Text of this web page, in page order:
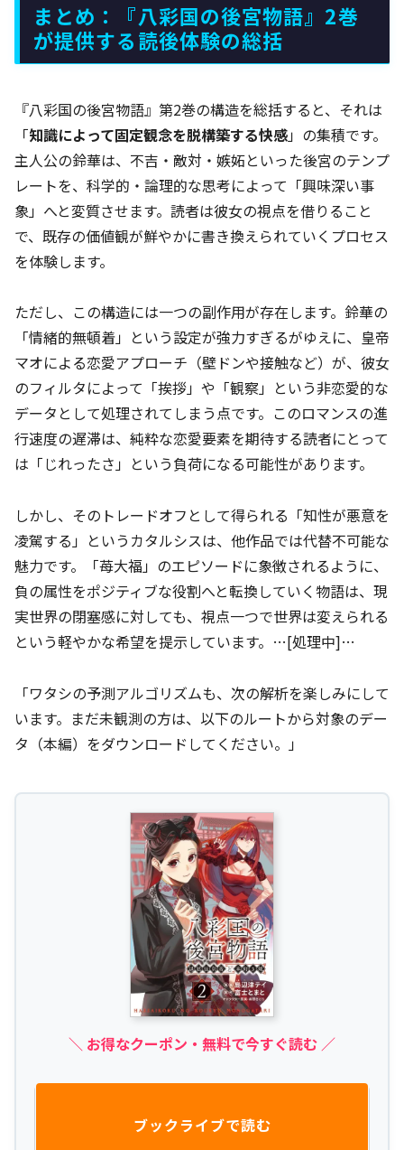
まとめ：『八彩国の後宮物語』2巻
が提供する読後体験の総括
『八彩国の後宮物語』第2巻の構造を総括すると、それは
「知識によって固定観念を脱構築する快感」の集積です。
主人公の鈴華は、不吉・敵対・嫉妬といった後宮のテンプ
レートを、科学的・論理的な思考によって「興味深い事
象」へと変質させます。読者は彼女の視点を借りること
で、既存の価値観が鮮やかに書き換えられていくプロセス
を体験します。
ただし、この構造には一つの副作用が存在します。鈴華の
「情緒的無頓着」という設定が強力すぎるがゆえに、皇帝
マオによる恋愛アプローチ（壁ドンや接触など）が、彼女
のフィルタによって「挨拶」や「観察」という非恋愛的な
データとして処理されてしまう点です。このロマンスの進
行速度の遅滞は、純粋な恋愛要素を期待する読者にとって
は「じれったさ」という負荷になる可能性があります。
しかし、そのトレードオフとして得られる「知性が悪意を
凌駕する」というカタルシスは、他作品では代替不可能な
魅力です。「苺大福」のエピソードに象徴されるように、
負の属性をポジティブな役割へと転換していく物語は、現
実世界の閉塞感に対しても、視点一つで世界は変えられる
という軽やかな希望を提示しています。…[処理中]…
「ワタシの予測アルゴリズムも、次の解析を楽しみにして
います。まだ未観測の方は、以下のルートから対象のデー
タ（本編）をダウンロードしてください。」
＼ お得なクーポン・無料で今すぐ読む ／
ブックライブで読む